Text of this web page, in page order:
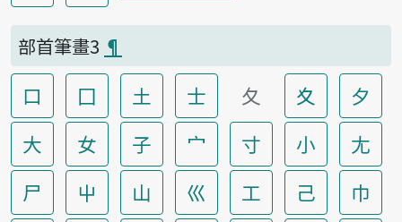
部首筆畫3 ¶
口 囗 土 士 夂 夊
夕
大
女 子 宀 寸 小
尢
尸
屮 山 巛 工 己
巾